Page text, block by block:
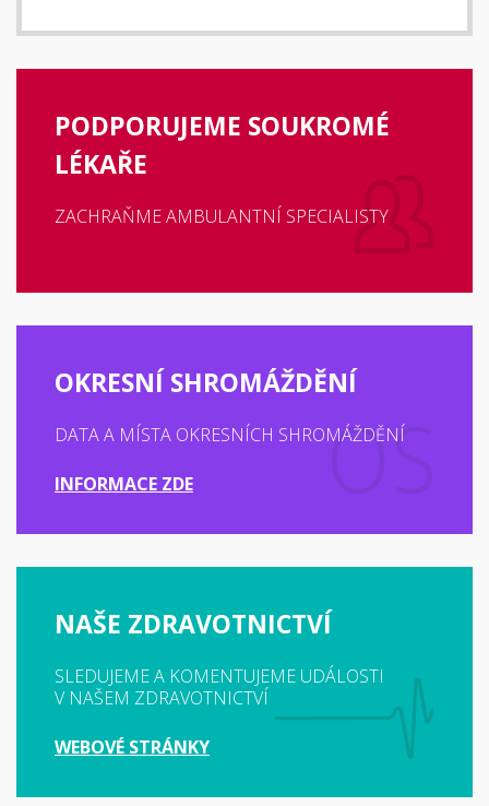
PODPORUJEME SOUKROMÉ
LÉKAŘE
ZACHRAŇME AMBULANTNÍ SPECIALISTY
OKRESNÍ SHROMÁŽDĚNÍ
DATA A MÍSTA OKRESNÍCH SHROMÁŽDĚNÍ
INFORMACE ZDE
NAŠE ZDRAVOTNICTVÍ
SLEDUJEME A KOMENTUJEME UDÁLOSTI
V NAŠEM ZDRAVOTNICTVÍ
WEBOVÉ STRÁNKY